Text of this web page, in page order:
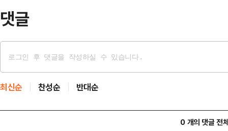
댓글
최신순 찬성순 반대순
0 개의 댓글 전